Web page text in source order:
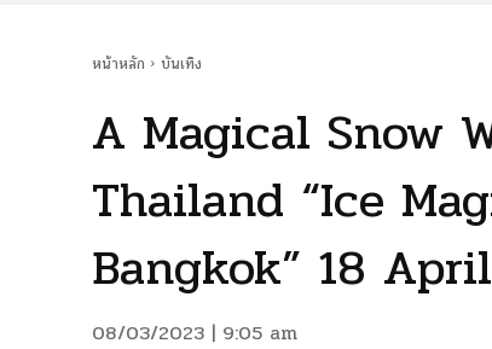
หน้าหลัก บันเทิง
A Magical Snow
Thailand “Ice
Bangkok” 18
08/03/2023 | 9:05 am